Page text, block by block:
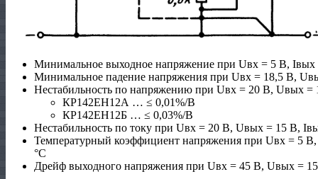
Минимальное выходное напряжение при Uвх = 5 В,
Минимальное падение напряжения при Uвх = 18,5 В,
Нестабильность по напряжению при Uвх = 20 В, Uвых
КР142ЕН12А … ≤ 0,01%/В
КР142ЕН12Б … ≤ 0,03%/В
Нестабильность по току при Uвх = 20 В, Uвых = 15 В,
Температурный коэффициент напряжения при Uвх =
°С
Дрейф выходного напряжения при Uвх = 45 В, Uвых =